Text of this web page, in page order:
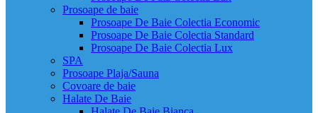
Prosoape de baie
Prosoape De Baie Colectia Economic
Prosoape De Baie Colectia Standard
Prosoape De Baie Colectia Lux
SPA
Prosoape Plaja/Sauna
Covoare de baie
Halate De Baie